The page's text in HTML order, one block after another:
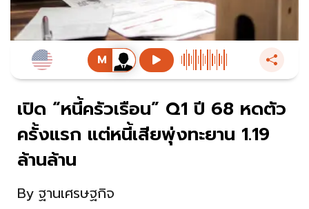
เปิด “หนี้ครัวเรือน” Q1 ปี 68 หดตัว
ครั้งแรก แต่หนี้เสียพุ่งทะยาน 1.19
ล้านล้าน
By ฐานเศรษฐกิจ